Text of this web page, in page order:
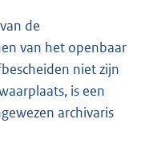
de
van het openbaar
niet zijn
is een
archivaris